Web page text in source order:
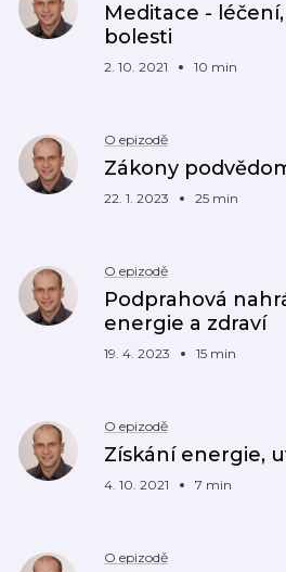
Meditace -
bolesti
2. 10. 2021 10 min
O epizodě
Zákony
22. 1. 2023 25 min
O epizodě
Podprahová
energie a zdraví
19. 4. 2023 15 min
O epizodě
Získání energie,
4. 10. 2021 7 min
O epizodě